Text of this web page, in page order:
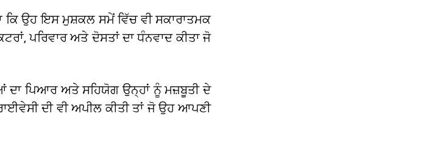
ਉਹ ਇਸ ਮੁਸ਼ਕਲ ਸਮੇਂ ਵਿੱਚ ਵੀ ਸਕਾਰਾਤਮਕ
ਪਰਿਵਾਰ ਅਤੇ ਦੋਸਤਾਂ ਦਾ ਧੰਨਵਾਦ ਕੀਤਾ ਜੋ
ਦਾ ਪਿਆਰ ਅਤੇ ਸਹਿਯੋਗ ਉਨ੍ਹਾਂ ਨੂੰ ਮਜ਼ਬੂਤੀ ਦੇ
ਦੀ ਵੀ ਅਪੀਲ ਕੀਤੀ ਤਾਂ ਜੋ ਉਹ ਆਪਣੀ